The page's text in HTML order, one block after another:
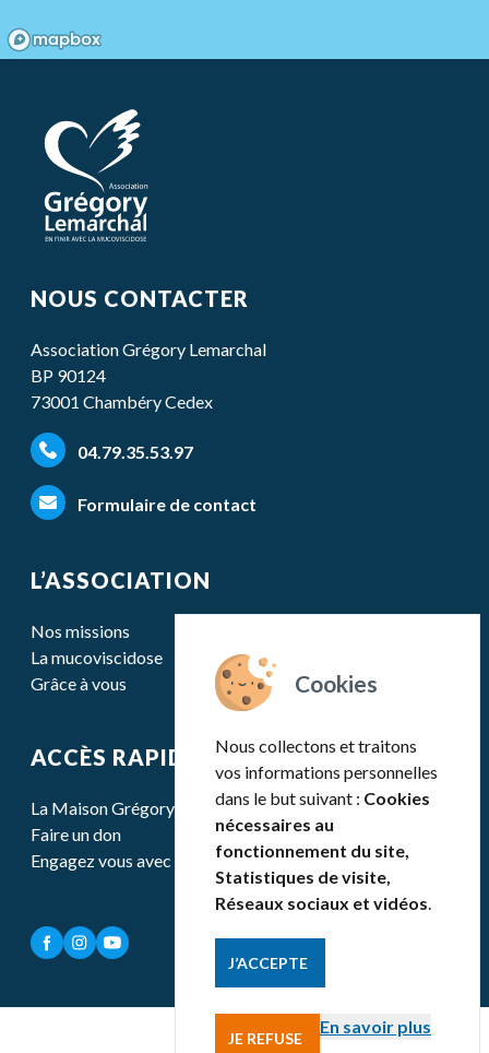
Nous collectons et traitons
vos informations personnelles
dans le but suivant : Cookies
nécessaires au
fonctionnement du site,
Statistiques de visite,
Réseaux sociaux et vidéos.
J’ACCEPTE
JE REFUSE
En savoir plus
NOUS CONTACTER
Association Grégory Lemarchal
BP 90124
73001 Chambéry Cedex
04.79.35.53.97
Formulaire de contact
L’ASSOCIATION
Nos missions
La mucoviscidose
Grâce à vous
ACCÈS RAPIDE
La Maison Grégory Lemarchal
Faire un don
Engagez vous avec nous
Mentions légales